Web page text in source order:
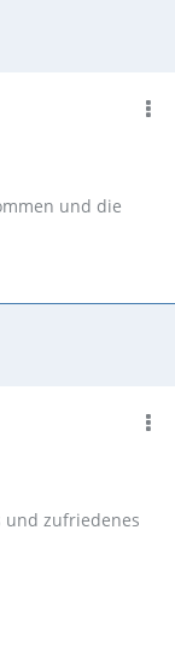
und die
und zufriedenes